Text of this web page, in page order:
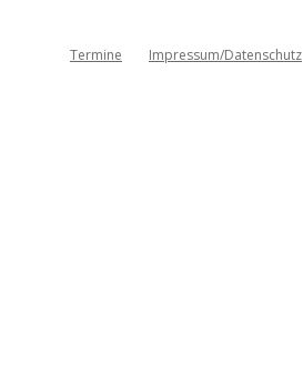
Termine Impressum/Datenschutz